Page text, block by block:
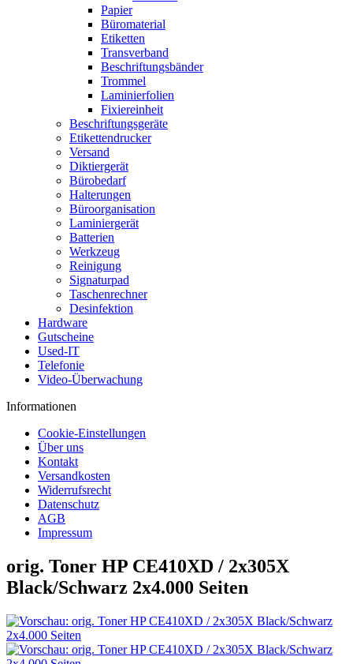
Papier
Büromaterial
Etiketten
Transverband
Beschriftungsbänder
Trommel
Laminierfolien
Fixiereinheit
Beschriftungsgeräte
Etikettendrucker
Versand
Diktiergerät
Bürobedarf
Halterungen
Büroorganisation
Laminiergerät
Batterien
Werkzeug
Reinigung
Signaturpad
Taschenrechner
Desinfektion
Hardware
Gutscheine
Used-IT
Telefonie
Video-Überwachung
Informationen
Cookie-Einstellungen
Über uns
Kontakt
Versandkosten
Widerrufsrecht
Datenschutz
AGB
Impressum
orig. Toner HP CE410XD / 2x305X
Black/Schwarz 2x4.000 Seiten